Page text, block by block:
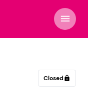
menu
Closed lock